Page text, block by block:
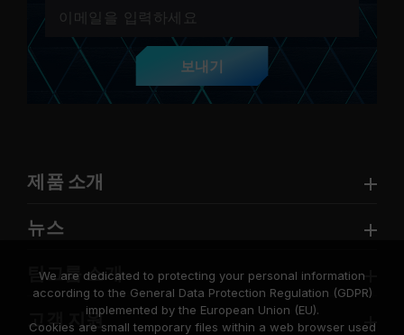
보내기
제품 소개
뉴스
팀그룹 소개
고객 지원
We are dedicated to protecting your personal information
according to the General Data Protection Regulation (GDPR)
implemented by the European Union (EU).
Cookies are small temporary files within a web browser used